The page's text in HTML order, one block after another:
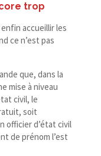
trop
accueillir les
ce n’est pas
que, dans la
mise à niveau
civil, le
soit
officier d’état civil
de prénom l’est